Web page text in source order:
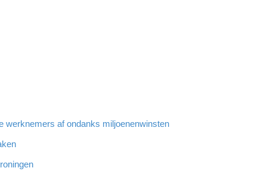
werknemers af ondanks miljoenenwinsten